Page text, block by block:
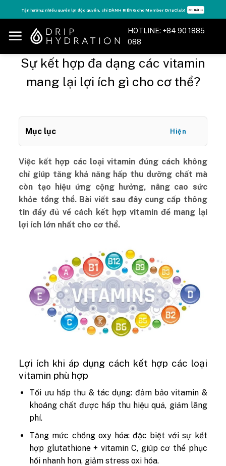
to
content
Tận hưởng nhiều quyền lợi độc quyền, chỉ DÀNH RIÊNG cho Member DripClub! Chi tiết ➝
HOTLINE: +84 90 1885
088
Sự kết hợp đa dạng các vitamin
mang lại lợi ích gì cho cơ thể?
Mục lục Hiện
Việc kết hợp các loại vitamin đúng cách không
chỉ giúp tăng khả năng hấp thu dưỡng chất mà
còn tạo hiệu ứng cộng hưởng, nâng cao sức
khỏe tổng thể. Bài viết sau đây cung cấp thông
tin đầy đủ về cách kết hợp vitamin để mang lại
lợi ích lớn nhất cho cơ thể.
Lợi ích khi áp dụng cách kết hợp các loại
vitamin phù hợp
Tối ưu hấp thu & tác dụng: đảm bảo vitamin &
khoáng chất được hấp thu hiệu quả, giảm lãng
phí.
Tăng mức chống oxy hóa: đặc biệt với sự kết
hợp glutathione + vitamin C, giúp cơ thể phục
hồi nhanh hơn, giảm stress oxi hóa.